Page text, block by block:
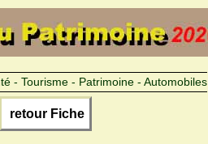
- Tourisme - Patrimoine - Automobiles
retour Fiche